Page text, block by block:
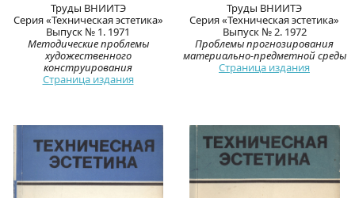
Труды ВНИИТЭ
Серия «Техническая эстетика»
Выпуск № 1. 1971
Методические проблемы
художественного
конструирования
Страница издания
Труды ВНИИТЭ
Серия «Техническая эстетика»
Выпуск № 2. 1972
Проблемы прогнозирования
материально-предметной среды
Страница издания